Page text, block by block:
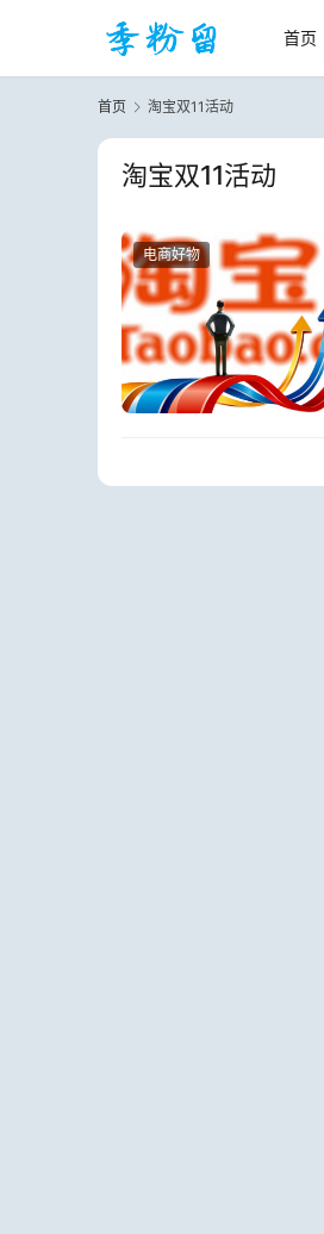
首页
首页 淘宝双11活动
淘宝双11活动
电商好物